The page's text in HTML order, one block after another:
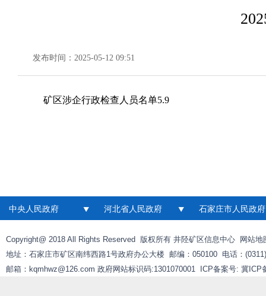
发布时间：2025-05-12 09:51
矿区涉企行政检查人员名单5.9